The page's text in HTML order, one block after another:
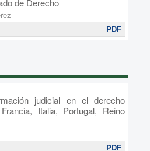
de Derecho
PDF
judicial en el derecho
Italia, Portugal, Reino
PDF